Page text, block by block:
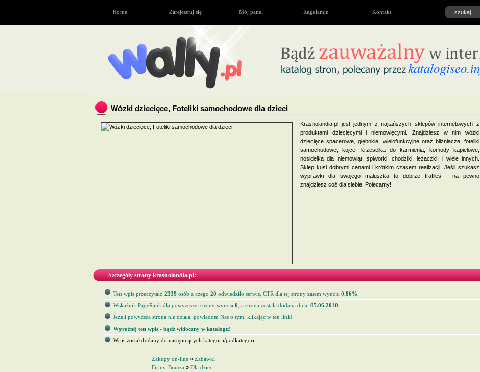
Home Zarejestruj się Mój panel Regulamin Kontakt
Wózki dziecięce, Foteliki samochodowe dla dzieci
Krasnolandia.pl jest jednym z najtańszych sklepów internetowych z
produktami dziecięcymi i niemowlęcymi. Znajdziesz w nim wózki
dziecięce spacerowe, głębokie, wielofunkcyjne oraz bliźniacze, foteliki
samochodowe, kojce, krzesełka do karmienia, komody kąpielowe,
nosidełka dla niemowląt, śpiworki, chodziki, leżaczki, i wiele innych.
Sklep kusi dobrymi cenami i krótkim czasem realizacji. Jeśli szukasz
wyprawki dla swojego maluszka to dobrze trafiłeś - na pewno
znajdziesz coś dla siebie. Polecamy!
Szczegóły strony krasnolandia.pl:
Ten wpis przeczytało 2339 osób z czego 20 odwiedziło serwis, CTR dla tej strony zatem wynosi 0.86%
Wskaźnik PageRank dla powyżeszej strony wynosi 0 , a strona została dodana dnia: 05.06.2010
Jeżeli powyższa strona nie działa, powiadom Nas o tym, klikając w ten link!
Wyróżnij ten wpis - bądź widoczny w katalogu!
Wpis został dodany do następujących kategorii/podkategorii:
Zakupy on-line » Zabawki
Firmy-Branża » Dla dzieci